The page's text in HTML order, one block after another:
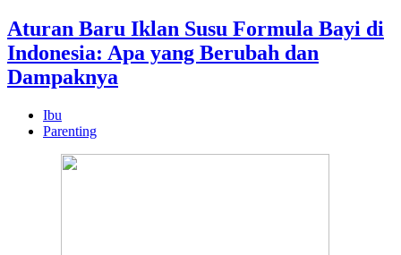
Aturan Baru Iklan Susu Formula Bayi di
Indonesia: Apa yang Berubah dan
Dampaknya
Ibu
Parenting